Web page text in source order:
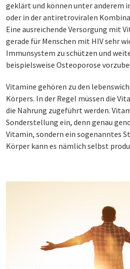
geklärt und können unter anderem
oder in der antiretroviralen
Eine ausreichende Versorgung mit
gerade für Menschen mit HIV sehr
Immunsystem zu schützen und
beispielsweise Osteoporose
Vitamine gehören zu den
Körpers. In der Regel müssen die
die Nahrung zugeführt werden.
Sonderstellung ein, denn genau
Vitamin, sondern ein sogenanntes
Körper kann es nämlich selbst